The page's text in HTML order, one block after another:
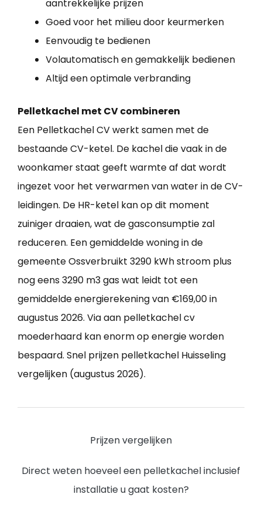
aantrekkelijke prijzen
Goed voor het milieu door keurmerken
Eenvoudig te bedienen
Volautomatisch en gemakkelijk bedienen
Altijd een optimale verbranding
Pelletkachel met CV combineren
Een Pelletkachel CV werkt samen met de
bestaande CV-ketel. De kachel die vaak in de
woonkamer staat geeft warmte af dat wordt
ingezet voor het verwarmen van water in de CV-
leidingen. De HR-ketel kan op dit moment
zuiniger draaien, wat de gasconsumptie zal
reduceren. Een gemiddelde woning in de
gemeente Ossverbruikt 3290 kWh stroom plus
nog eens 3290 m3 gas wat leidt tot een
gemiddelde energierekening van €169,00 in
augustus 2026. Via aan pelletkachel cv
moederhaard kan enorm op energie worden
bespaard. Snel prijzen pelletkachel Huisseling
vergelijken (augustus 2026).
Prijzen vergelijken
Direct weten hoeveel een pelletkachel inclusief
installatie u gaat kosten?